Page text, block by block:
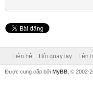
Liên hệ Hội quay tay Lên
Được cung cấp bởi MyBB , © 2002-